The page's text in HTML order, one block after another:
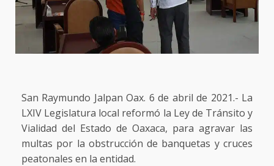
San Raymundo Jalpan Oax. 6 de abril de 2021.- La
LXIV Legislatura local reformó la Ley de Tránsito y
Vialidad del Estado de Oaxaca, para agravar las
multas por la obstrucción de banquetas y cruces
peatonales en la entidad.